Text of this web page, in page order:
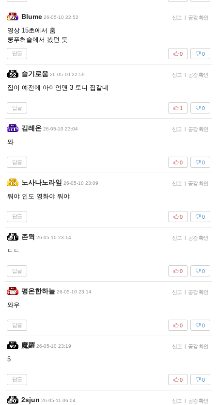
Blume 26-05-10 22:52 신고 | 공감 확인
영상 15초에서 춤
쿵푸허슬에서 봤던 듯
답글 0
0
슬기로움 26-05-10 22:59 신고 | 공감 확인
집이 예전에 아이언맨 3 토니 집같네
답글 0
1
김레온 26-05-10 23:04 신고 | 공감 확인
와
답글 0
0
노사나노라잎 26-05-10 23:09 신고 | 공감 확인
뭐야 인도 영화야 뭐야
답글 0
0
존윅 26-05-10 23:14 신고 | 공감 확인
ㄷㄷ
답글 0
0
평온한하늘 26-05-10 23:14 신고 | 공감 확인
와우
답글 0
0
魔羅 26-05-10 23:19 신고 | 공감 확인
5
답글 0
0
2sjun 26-05-11 06:04 신고 | 공감 확인